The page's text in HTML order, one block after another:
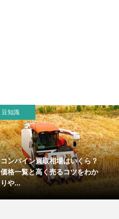
豆知識
コンバイン買取相場はいくら？
価格一覧と高く売るコツをわか
りや...